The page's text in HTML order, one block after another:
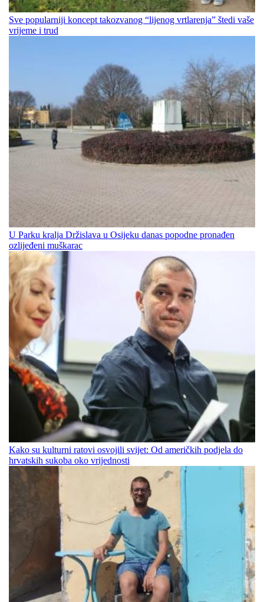
Sve popularniji koncept takozvanog “lijenog vrtlarenja” štedi vaše
vrijeme i trud
U Parku kralja Držislava u Osijeku danas popodne pronađen
ozlijeđeni muškarac
Kako su kulturni ratovi osvojili svijet: Od američkih podjela do
hrvatskih sukoba oko vrijednosti